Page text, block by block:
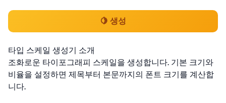
🍋 생성
타입 스케일 생성기 소개
조화로운 타이포그래피 스케일을 생성합니다. 기본 크기와
비율을 설정하면 제목부터 본문까지의 폰트 크기를 계산합
니다.